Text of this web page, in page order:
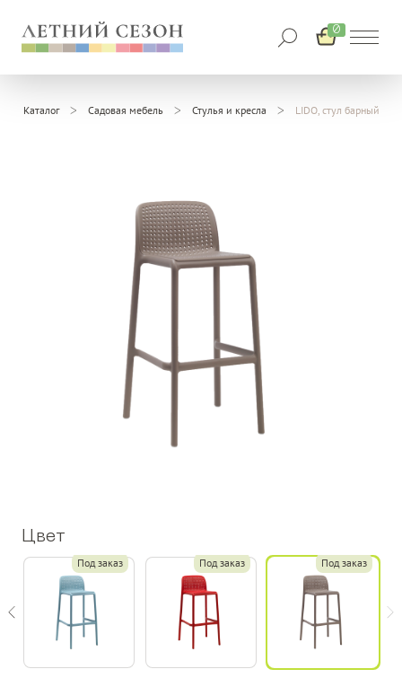
0
Каталог Садовая мебель Стулья и кресла LIDO, стул барный
Цвет
Под заказ Под заказ Под заказ